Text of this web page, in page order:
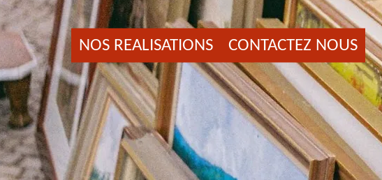
NOS REALISATIONS CONTACTEZ NOUS